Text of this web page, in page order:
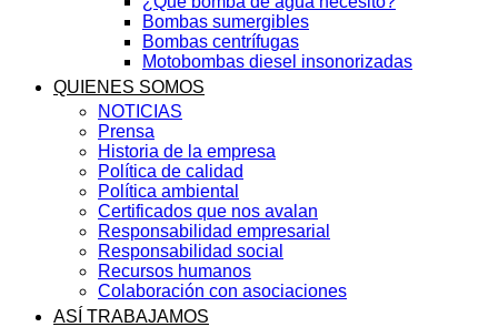
Bombas sumergibles
Bombas centrífugas
Motobombas diesel insonorizadas
QUIENES SOMOS
NOTICIAS
Prensa
Historia de la empresa
Política de calidad
Política ambiental
Certificados que nos avalan
Responsabilidad empresarial
Responsabilidad social
Recursos humanos
Colaboración con asociaciones
ASÍ TRABAJAMOS